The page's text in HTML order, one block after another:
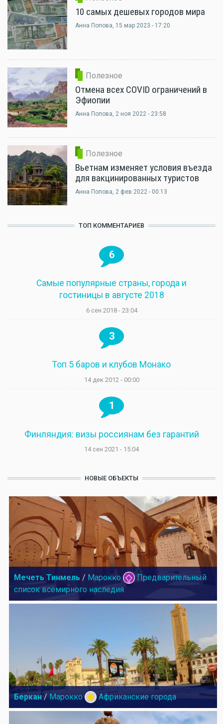
10 самых дешевых городов мира
Анна Попова, 15 мар 2023 - 17:20
Полезное
Отмена всех COVID ограничений в
Эфиопии
Анна Попова, 2 ноя 2022 - 23:58
Полезное
Вьетнам изменяет условия въезда
для вакцинированных туристов
Анна Попова, 2 фев 2022 - 00:13
ТОП КОММЕНТАРИЕВ
6
Самые популярные страны, города и
гостиницы в августе 2018
6 сен 2018 - 23:04
3
Топ 5 баров и клубов Монако
14 дек 2012 - 00:00
1
Финляндия: визы россиянам без гарантий
14 сен 2021 - 15:04
НОВЫЕ ОБЪЕКТЫ
Мечеть Тинмель / Марокко
Предварительный
список всемирного наследия
Беркан / Марокко Африканские города